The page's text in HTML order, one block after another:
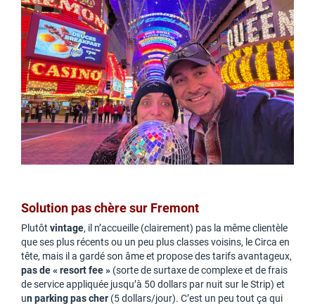
Solution pas chère sur Fremont
Plutôt vintage, il n’accueille (clairement) pas la même clientèle
que ses plus récents ou un peu plus classes voisins, le Circa en
tête, mais il a gardé son âme et propose des tarifs avantageux,
pas de « resort fee » (sorte de surtaxe de complexe et de frais
de service appliquée jusqu’à 50 dollars par nuit sur le Strip) et
un parking pas cher (5 dollars/jour). C’est un peu tout ça qui